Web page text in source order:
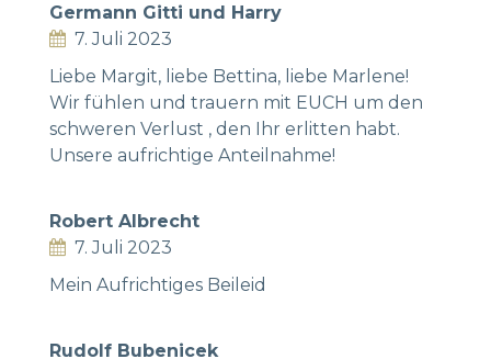
Germann Gitti und Harry
7. Juli 2023
Liebe Margit, liebe Bettina, liebe Marlene!
Wir fühlen und trauern mit EUCH um den
schweren Verlust , den Ihr erlitten habt.
Unsere aufrichtige Anteilnahme!
Robert Albrecht
7. Juli 2023
Mein Aufrichtiges Beileid
Rudolf Bubenicek